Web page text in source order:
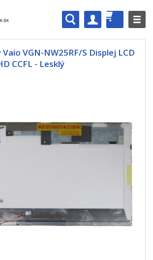
Vaio VGN-NW25RF/S Displej LCD
CCFL - Lesklý